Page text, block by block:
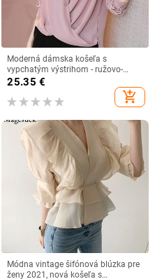
Moderná dámska košeľa s
vypchatým výstrihom - ružovo-
čierna farba
25.35 €
add_shopping_cart
Módna vintage šifónová blúzka pre
ženy 2021, nová košeľa s